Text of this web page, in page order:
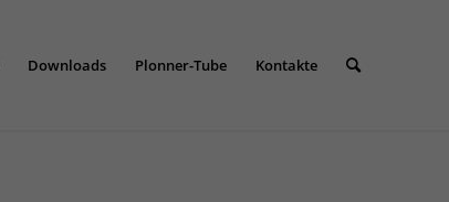
Downloads Plonner-Tube Kontakte